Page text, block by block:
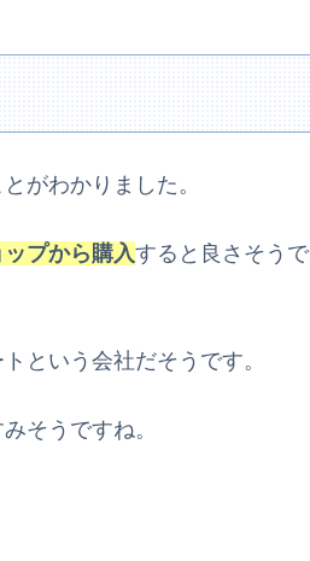
がわかりました。
プから購入すると良さそうで
という会社だそうです。
そうですね。